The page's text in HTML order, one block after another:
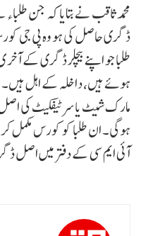
محمد ثاقب نے بتایا کہ جن
ڈگری حاصل کی ہو وہ پی جی
طلبا جو اپنے بیچلر ڈگری کے
ہوئے ہیں، داخلہ کے اہل ہیں۔
ہوگی۔ ان طلبا کو کورس مکمل
آئی ایم سی کے دفتر میں اصل